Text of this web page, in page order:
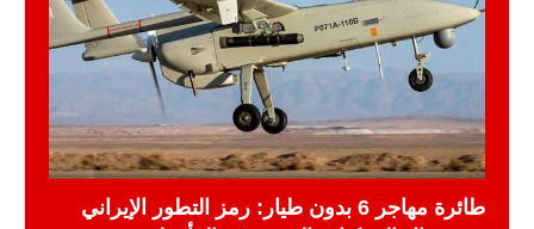
طائرة مهاجر 6 بدون طيار: رمز التطور الإيراني